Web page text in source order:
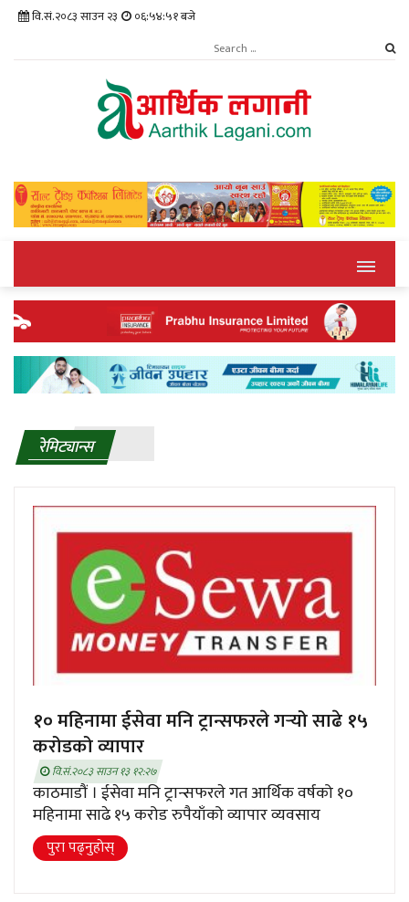
वि.सं.२०८३ साउन २३ ०६:५४:५२ बजे
रेमिट्यान्स
१० महिनामा ईसेवा मनि ट्रान्सफरले गर्‍यो साढे १५
करोडको व्यापार
वि.सं.२०८३ साउन १३ १२:२७
काठमाडौं । ईसेवा मनि ट्रान्सफरले गत आर्थिक वर्षको १०
महिनामा साढे १५ करोड रुपैयाँको व्यापार व्यवसाय
पुरा पढ्नुहाेस्